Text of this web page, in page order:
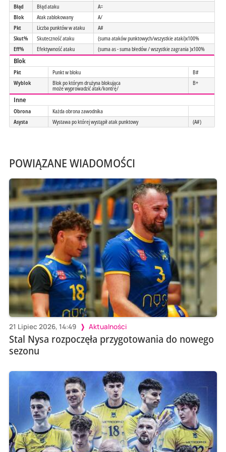
Błąd
Błąd ataku
A=
Blok
Atak zablokowany
A/
Pkt
Liczba punktów w ataku
A#
Skut%
Skuteczność ataku
(suma ataków punktowych/wszystkie ataki)x100%
Eff%
Efektywność ataku (suma as - suma błedów / wszystkie zagrania )x100%
Blok
Pkt Punkt w bloku
B#
Wyblok
Blok po którym drużyna blokująca
może wyprowadzić atak/kontrę/
B+
Inne
Obrona
Każda obrona zawodnika
Asysta
Wystawa po której wystąpił atak punktowy (A#)
POWIĄZANE WIADOMOŚCI
21 Lipiec 2026, 14:49 Aktualności
Stal Nysa rozpoczęła przygotowania do nowego
sezonu